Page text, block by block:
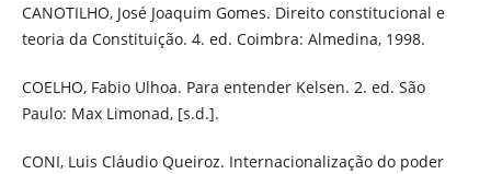
CANOTILHO, José Joaquim Gomes. Direito constitucional e
teoria da Constituição. 4. ed. Coimbra: Almedina, 1998.
COELHO, Fabio Ulhoa. Para entender Kelsen. 2. ed. São
Paulo: Max Limonad, [s.d.].
CONI, Luis Cláudio Queiroz. Internacionalização do poder